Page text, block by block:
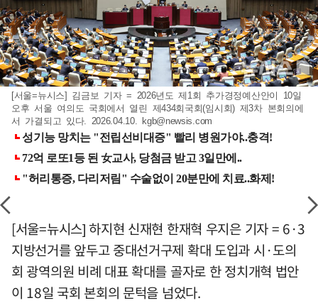
[서울=뉴시스] 김금보 기자 = 2026년도 제1회 추가경정예산안이 10일
오후 서울 여의도 국회에서 열린 제434회국회(임시회) 제3차 본회의에
서 가결되고 있다. 2026.04.10. kgb@newsis.com
[서울=뉴시스] 하지현 신재현 한재혁 우지은 기자 = 6·3
지방선거를 앞두고 중대선거구제 확대 도입과 시·도의
회 광역의원 비례 대표 확대를 골자로 한 정치개혁 법안
이 18일 국회 본회의 문턱을 넘었다.